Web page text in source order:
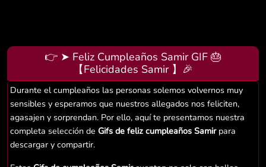
👉 ➤ Feliz Cumpleaños Samir GIF 🎂
【Felicidades Samir 】🎉
Durante el cumpleaños las personas solemos volvernos muy
sensibles y esperamos que nuestros allegados nos feliciten,
agasajen y sorprendan. Por ello, aquí te presentamos nuestra
completa selección de Gifs de feliz cumpleaños Samirpara
descargar y compartir.